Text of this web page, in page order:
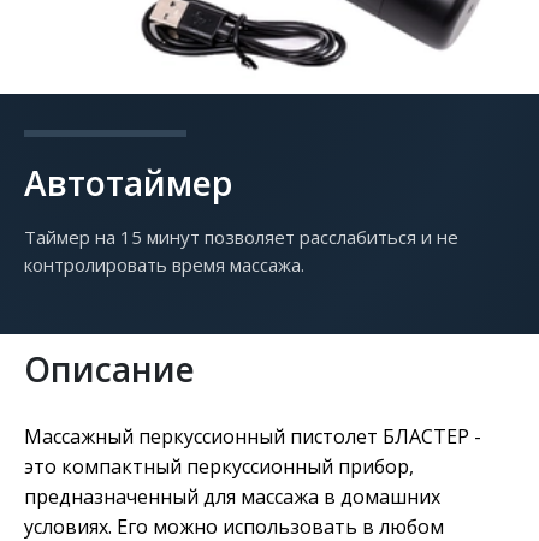
Автотаймер
Таймер на 15 минут позволяет расслабиться и не
контролировать время массажа.
Описание
Массажный перкуссионный пистолет БЛАСТЕР -
это компактный перкуссионный прибор,
предназначенный для массажа в домашних
условиях. Его можно использовать в любом